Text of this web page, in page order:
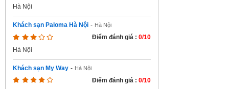
Hà Nội
Khách sạn Paloma Hà Nội - Hà Nội
Điểm đánh giá : 0/10
Hà Nội
Khách sạn My Way - Hà Nội
Điểm đánh giá : 0/10